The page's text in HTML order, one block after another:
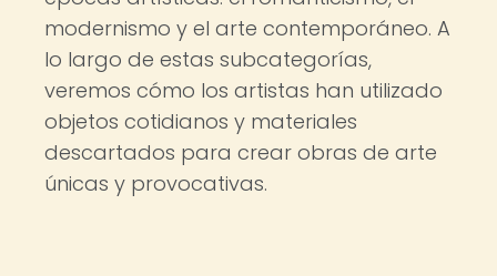
modernismo y el arte contemporáneo. A
lo largo de estas subcategorías,
veremos cómo los artistas han utilizado
objetos cotidianos y materiales
descartados para crear obras de arte
únicas y provocativas.